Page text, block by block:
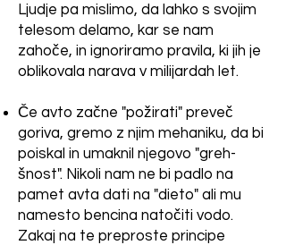
Ljudje pa mislimo, da lahko s svojim
telesom delamo, kar se nam
zahoče, in ignoriramo pravila, ki jih je
oblikovala narava v milijardah let.
Če avto začne "požirati" preveč
goriva, gremo z njim mehaniku, da bi
poiskal in umaknil njegovo "greh-
šnost". Nikoli nam ne bi padlo na
pamet avta dati na "dieto" ali mu
namesto bencina natočiti vodo.
Zakaj na te preproste principe